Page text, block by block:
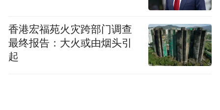
香港宏福苑火灾跨部门调查
最终报告：大火或由烟头引
起